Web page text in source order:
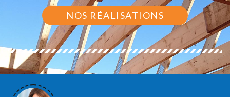
NOS RÉALISATIONS